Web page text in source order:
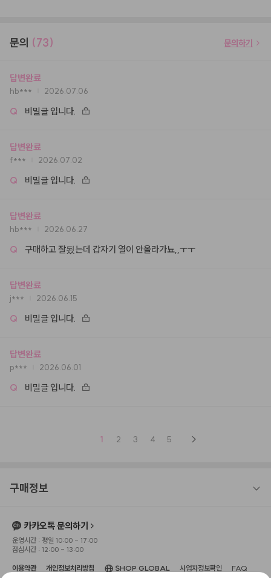
문의 (73) 문의하기
답변완료
hb*** 2026.07.06
Q 비밀글 입니다.
답변완료
f*** 2026.07.02
Q 비밀글 입니다.
답변완료
hb*** 2026.06.27
Q 구매하고 잘됬는데 갑자기 열이 안올라가뇨,,ㅜㅜ
답변완료
j*** 2026.06.15
Q 비밀글 입니다.
답변완료
p*** 2026.06.01
Q 비밀글 입니다.
1 2 3 4 5
구매정보
카카오톡 문의하기
운영시간 : 평일 10:00 - 17:00
점심시간 : 12:00 - 13:00
이용약관 개인정보처리방침 SHOP GLOBAL 사업자정보확인 FAQ